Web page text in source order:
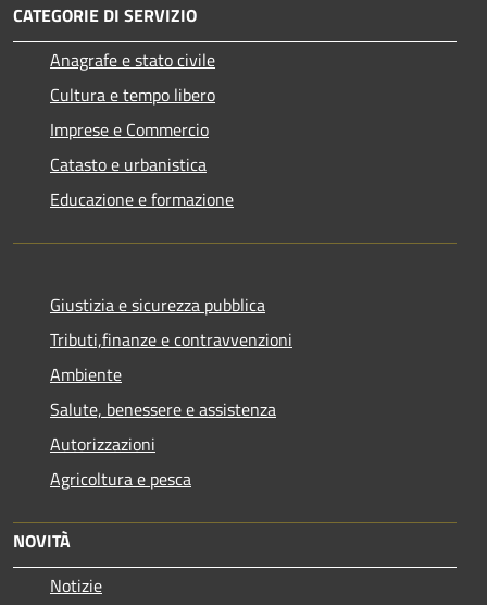
CATEGORIE DI SERVIZIO
Anagrafe e stato civile
Cultura e tempo libero
Imprese e Commercio
Catasto e urbanistica
Educazione e formazione
Giustizia e sicurezza pubblica
Tributi,finanze e contravvenzioni
Ambiente
Salute, benessere e assistenza
Autorizzazioni
Agricoltura e pesca
NOVITÀ
Notizie